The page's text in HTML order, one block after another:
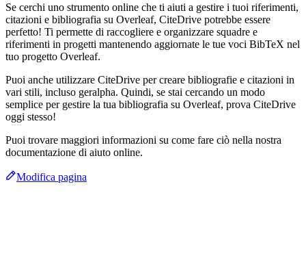
Se cerchi uno strumento online che ti aiuti a gestire i tuoi riferimenti,
citazioni e bibliografia su Overleaf, CiteDrive potrebbe essere
perfetto! Ti permette di raccogliere e organizzare squadre e
riferimenti in progetti mantenendo aggiornate le tue voci BibTeX nel
tuo progetto Overleaf.
Puoi anche utilizzare CiteDrive per creare bibliografie e citazioni in
vari stili, incluso geralpha. Quindi, se stai cercando un modo
semplice per gestire la tua bibliografia su Overleaf, prova CiteDrive
oggi stesso!
Puoi trovare maggiori informazioni su come fare ciò nella nostra
documentazione di aiuto online.
Modifica pagina